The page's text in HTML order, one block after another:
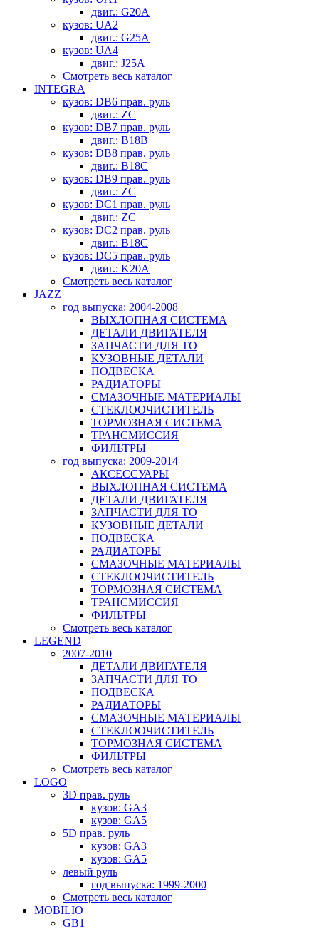
двиг.: G20A
кузов: UA2
двиг.: G25A
кузов: UA4
двиг.: J25A
Смотреть весь каталог
INTEGRA
кузов: DB6 прав. руль
двиг.: ZC
кузов: DB7 прав. руль
двиг.: B18B
кузов: DB8 прав. руль
двиг.: B18C
кузов: DB9 прав. руль
двиг.: ZC
кузов: DC1 прав. руль
двиг.: ZC
кузов: DC2 прав. руль
двиг.: B18C
кузов: DC5 прав. руль
двиг.: K20A
Смотреть весь каталог
JAZZ
год выпуска: 2004-2008
ВЫХЛОПНАЯ СИСТЕМА
ДЕТАЛИ ДВИГАТЕЛЯ
ЗАПЧАСТИ ДЛЯ ТО
КУЗОВНЫЕ ДЕТАЛИ
ПОДВЕСКА
РАДИАТОРЫ
СМАЗОЧНЫЕ МАТЕРИАЛЫ
СТЕКЛООЧИСТИТЕЛЬ
ТОРМОЗНАЯ СИСТЕМА
ТРАНСМИССИЯ
ФИЛЬТРЫ
год выпуска: 2009-2014
АКСЕССУАРЫ
ВЫХЛОПНАЯ СИСТЕМА
ДЕТАЛИ ДВИГАТЕЛЯ
ЗАПЧАСТИ ДЛЯ ТО
КУЗОВНЫЕ ДЕТАЛИ
ПОДВЕСКА
РАДИАТОРЫ
СМАЗОЧНЫЕ МАТЕРИАЛЫ
СТЕКЛООЧИСТИТЕЛЬ
ТОРМОЗНАЯ СИСТЕМА
ТРАНСМИССИЯ
ФИЛЬТРЫ
Смотреть весь каталог
LEGEND
2007-2010
ДЕТАЛИ ДВИГАТЕЛЯ
ЗАПЧАСТИ ДЛЯ ТО
ПОДВЕСКА
РАДИАТОРЫ
СМАЗОЧНЫЕ МАТЕРИАЛЫ
СТЕКЛООЧИСТИТЕЛЬ
ТОРМОЗНАЯ СИСТЕМА
ФИЛЬТРЫ
Смотреть весь каталог
LOGO
3D прав. руль
кузов: GA3
кузов: GA5
5D прав. руль
кузов: GA3
кузов: GA5
левый руль
год выпуска: 1999-2000
Смотреть весь каталог
MOBILIO
GB1